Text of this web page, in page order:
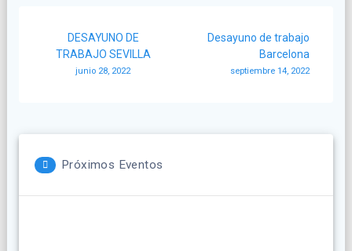
DESAYUNO DE
TRABAJO SEVILLA
junio 28, 2022
Desayuno de trabajo
Barcelona
septiembre 14, 2022
Próximos Eventos